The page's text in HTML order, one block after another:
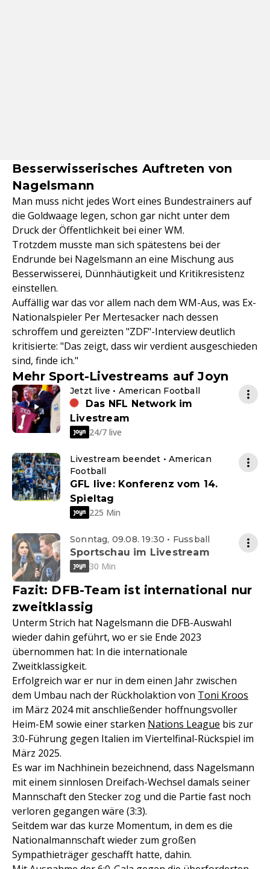
Besserwisserisches Auftreten von
Nagelsmann
Man muss nicht jedes Wort eines Bundestrainers auf
die Goldwaage legen, schon gar nicht unter dem
Druck der Öffentlichkeit bei einer WM.
Trotzdem musste man sich spätestens bei der
Endrunde bei Nagelsmann an eine Mischung aus
Besserwisserei, Dünnhäutigkeit und Kritikresistenz
einstellen.
Auffällig war das vor allem nach dem WM-Aus, was Ex-
Nationalspieler Per Mertesacker nach dessen
schroffem und gereizten "ZDF"-Interview deutlich
kritisierte: "Das zeigt, dass wir verdient ausgeschieden
sind, finde ich."
Mehr Sport-Livestreams auf Joyn
Jetzt live • American Football
Das NFL Network im
Livestream
24/7 live
Livestream beendet • American
Football
GFL live: Konferenz vom 14.
Spieltag
225 Min
Sonntag, 09.08. 19:30 • Fussball
Sportschau im Livestream
30 Min
Fazit: DFB-Team ist international nur
zweitklassig
Unterm Strich hat Nagelsmann die DFB-Auswahl
wieder dahin geführt, wo er sie Ende 2023
übernommen hat: In die internationale
Zweitklassigkeit.
Erfolgreich war er nur in dem einen Jahr zwischen
dem Umbau nach der Rückholaktion von Toni Kroos
im März 2024 mit anschließender hoffnungsvoller
Heim-EM sowie einer starken Nations League bis zur
3:0-Führung gegen Italien im Viertelfinal-Rückspiel im
März 2025.
Es war im Nachhinein bezeichnend, dass Nagelsmann
mit einem sinnlosen Dreifach-Wechsel damals seiner
Mannschaft den Stecker zog und die Partie fast noch
verloren gegangen wäre (3:3).
Seitdem war das kurze Momentum, in dem es die
Nationalmannschaft wieder zum großen
Sympathieträger geschafft hatte, dahin.